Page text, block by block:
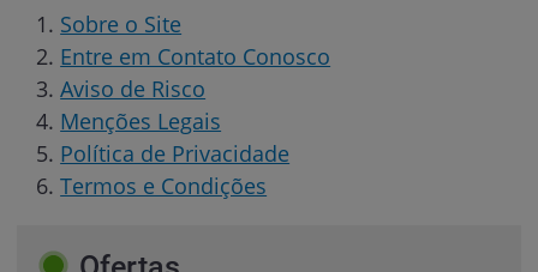
Sobre o Site
Entre em Contato Conosco
Aviso de Risco
Menções Legais
Política de Privacidade
Termos e Condições